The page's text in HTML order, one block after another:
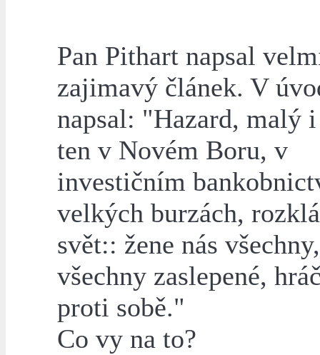
Pan Pithart napsal
zajimavý článek. V
napsal: "Hazard, malý
ten v Novém Boru, v
investičním
velkých burzách,
svět:: žene nás všechny,
všechny zaslepené,
proti sobě."
Co vy na to?